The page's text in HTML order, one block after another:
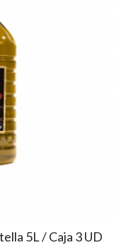
5L / Caja 3 UD